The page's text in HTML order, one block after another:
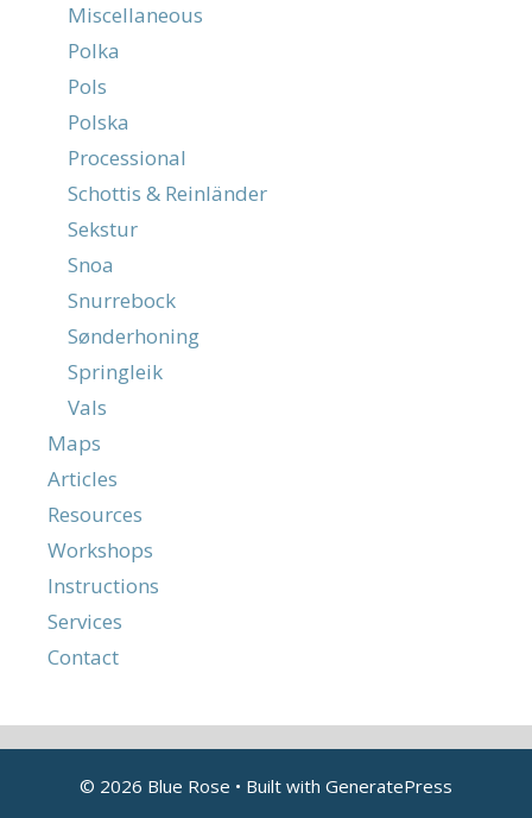
Miscellaneous
Polka
Pols
Polska
Processional
Schottis & Reinländer
Sekstur
Snoa
Snurrebock
Sønderhoning
Springleik
Vals
Maps
Articles
Resources
Workshops
Instructions
Services
Contact
© 2026 Blue Rose • Built with GeneratePress